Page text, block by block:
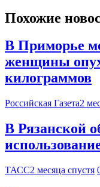
Похожие
В Приморье
женщины
килограммов
Российская Газета2
В Рязанской
ТАСС2 месяца спустя